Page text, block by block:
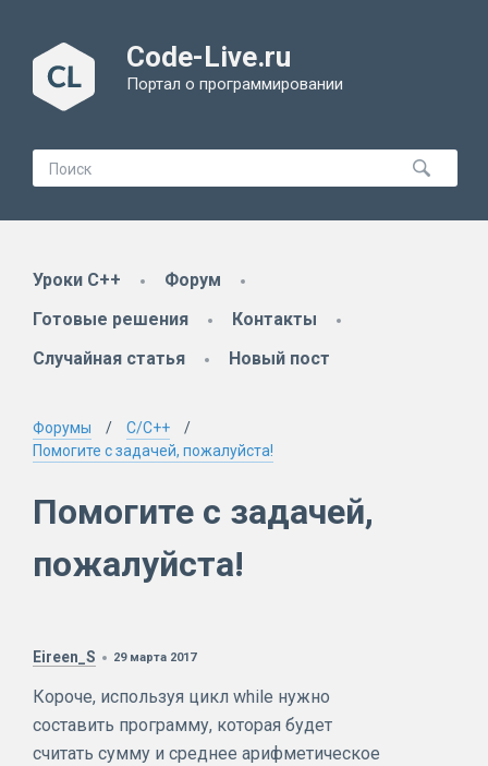
Code-Live.ru
Портал о программировании
Уроки C++
Форум
Готовые решения
Контакты
Случайная статья
Новый пост
Форумы
C/C++
Помогите с задачей, пожалуйста!
Помогите с задачей,
пожалуйста!
Eireen_S 29 марта 2017
Короче, используя цикл while нужно
составить программу, которая будет
считать сумму и среднее арифметическое